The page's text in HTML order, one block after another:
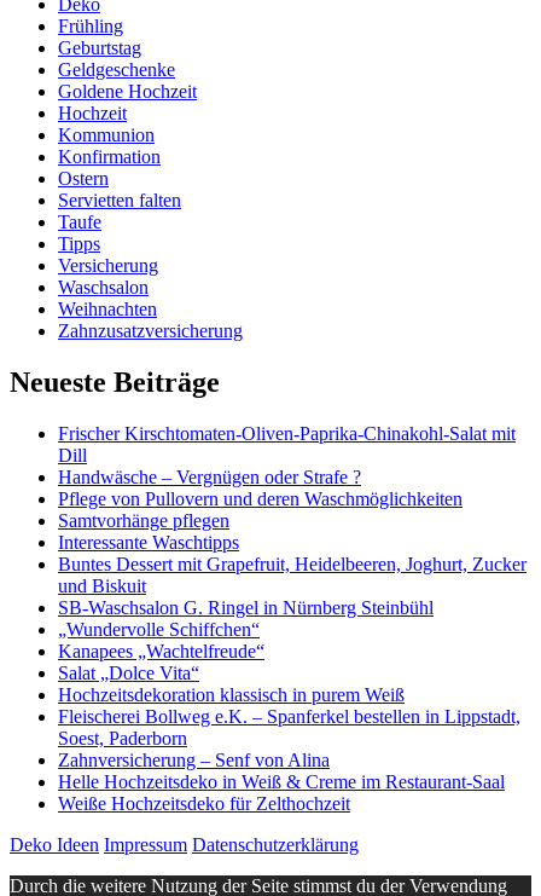
Deko
Frühling
Geburtstag
Geldgeschenke
Goldene Hochzeit
Hochzeit
Kommunion
Konfirmation
Ostern
Servietten falten
Taufe
Tipps
Versicherung
Waschsalon
Weihnachten
Zahnzusatzversicherung
Neueste Beiträge
Frischer Kirschtomaten-Oliven-Paprika-Chinakohl-Salat mit
Dill
Handwäsche – Vergnügen oder Strafe ?
Pflege von Pullovern und deren Waschmöglichkeiten
Samtvorhänge pflegen
Interessante Waschtipps
Buntes Dessert mit Grapefruit, Heidelbeeren, Joghurt, Zucker
und Biskuit
SB-Waschsalon G. Ringel in Nürnberg Steinbühl
„Wundervolle Schiffchen“
Kanapees „Wachtelfreude“
Salat „Dolce Vita“
Hochzeitsdekoration klassisch in purem Weiß
Fleischerei Bollweg e.K. – Spanferkel bestellen in Lippstadt,
Soest, Paderborn
Zahnversicherung – Senf von Alina
Helle Hochzeitsdeko in Weiß & Creme im Restaurant-Saal
Weiße Hochzeitsdeko für Zelthochzeit
Deko Ideen Impressum Datenschutzerklärung
Durch die weitere Nutzung der Seite stimmst du der Verwendung